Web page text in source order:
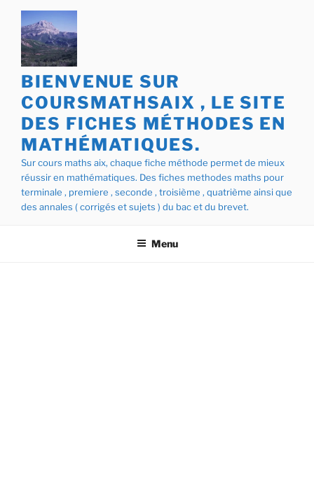
Aller
contenu
principal
BIENVENUE SUR
COURSMATHSAIX , LE SITE
DES FICHES MÉTHODES EN
MATHÉMATIQUES.
Sur cours maths aix, chaque fiche méthode permet de mieux
réussir en mathématiques. Des fiches methodes maths pour
terminale , premiere , seconde , troisième , quatrième ainsi que
des annales ( corrigés et sujets ) du bac et du brevet.
Menu